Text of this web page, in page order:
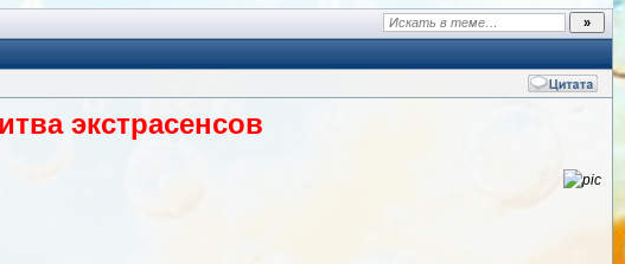
экстрасенсов